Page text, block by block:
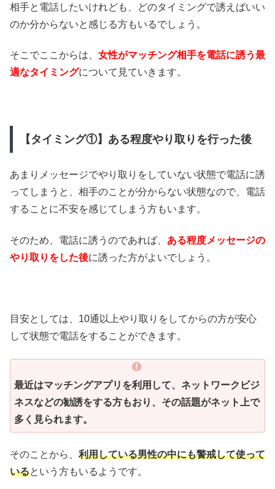
相手と電話したいけれども、どのタイミングで誘えばいい
のか分からないと感じる方もいるでしょう。
そこでここからは、 女性がマッチング相手を電話に誘う最
適なタイミングについて見ていきます。
【タイミング①】ある程度やり取りを行った後
あまりメッセージでやり取りをしていない状態で電話に誘
ってしまうと、相手のことが分からない状態なので、電話
することに不安を感じてしまう方もいます。
そのため、電話に誘うのであれば、 ある程度メッセージの
やり取りをした後に誘った方がよいでしょう。
目安としては、10通以上やり取りをしてからの方が安心
して状態で電話をすることができます。
最近はマッチングアプリを利用して、ネットワークビジ
ネスなどの勧誘をする方もおり、その話題がネット上で
多く見られます。
そのことから、 利用している男性の中にも警戒して使って
いるという方もいるようです。